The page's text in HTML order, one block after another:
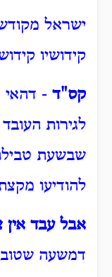
ישראל
קידושיו
קס"ד - דהאי
לגירות
שבשעת
להודיעו
אבל עבד אין
דמשעה